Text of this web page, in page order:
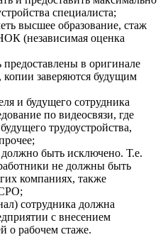
специалиста;
высшее образование, стаж
(независимая оценка
в оригинале
заверяются будущим
и будущего сотрудника
по видеосвязи, где
трудоустройства,
должно быть исключено. Т.е.
не должны быть
компаниях, также
сотрудника должна
с внесением
о рабочем стаже.